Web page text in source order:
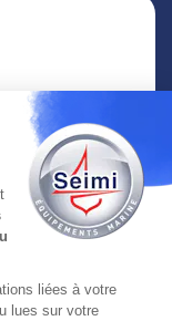
ET
liées à votre
lues sur votre